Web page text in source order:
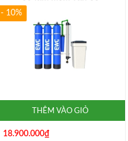
- 10%
THÊM VÀO GIỎ
18.900.000₫